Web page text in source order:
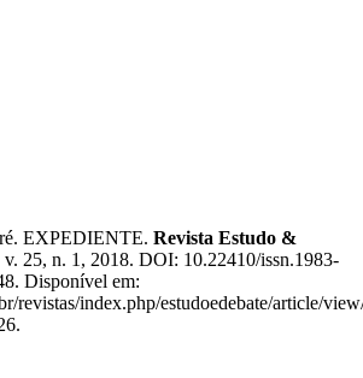
EXPEDIENTE. Revista Estudo &
v. 25, n. 1, 2018. DOI: 10.22410/issn.1983-
Disponível em:
revistas/index.php/estudoedebate/article/